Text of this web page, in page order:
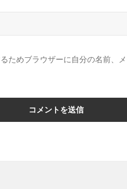
ためブラウザーに自分の名前、